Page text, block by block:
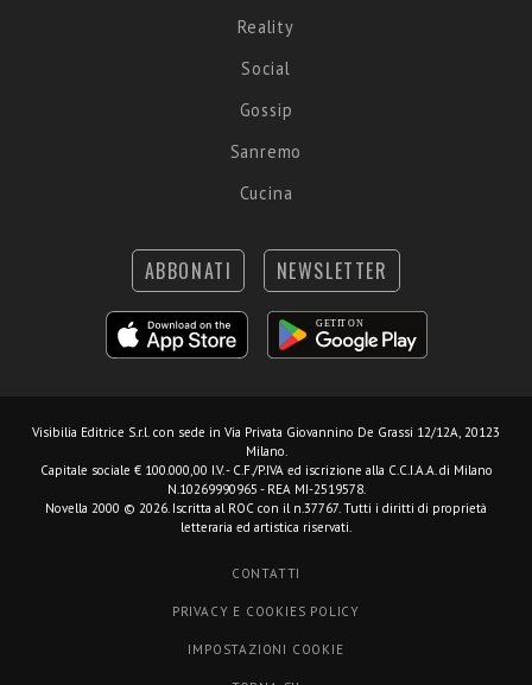
Reality
Social
Gossip
Sanremo
Cucina
ABBONATI NEWSLETTER
Visibilia Editrice S.r.l. con sede in Via Privata Giovannino De Grassi 12/12A, 20123
Milano.
Capitale sociale € 100.000,00 I.V. - C.F./P.IVA ed iscrizione alla C.C.I.A.A. di Milano
N.10269990965 - REA MI-2519578.
Novella 2000 © 2026. Iscritta al ROC con il n.37767. Tutti i diritti di proprietà
letteraria ed artistica riservati.
CONTATTI
PRIVACY E COOKIES POLICY
IMPOSTAZIONI COOKIE